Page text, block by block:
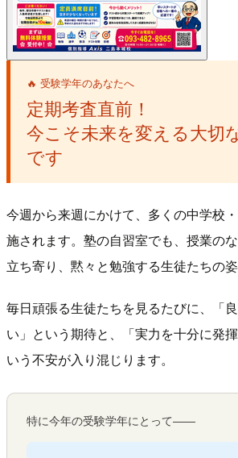
🔥 受験学年のあなたへ
定期考査直前！
今こそ未来を変える大切
です
今週から来週にかけて、多くの中学校
施されます。塾の自習室でも、授業の
立ち寄り、黙々と勉強する生徒たちの
毎日頑張る生徒たちを見るたびに、「
い」という期待と、「実力を十分に発
いう不安が入り混じります。
特に今年の受験学年にとって——